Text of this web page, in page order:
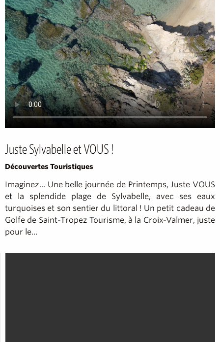
Juste Sylvabelle et VOUS !
Découvertes Touristiques
Imaginez... Une belle journée de Printemps, Juste VOUS
et la splendide plage de Sylvabelle, avec ses eaux
turquoises et son sentier du littoral ! Un petit cadeau de
Golfe de Saint-Tropez Tourisme, à la Croix-Valmer, juste
pour le...